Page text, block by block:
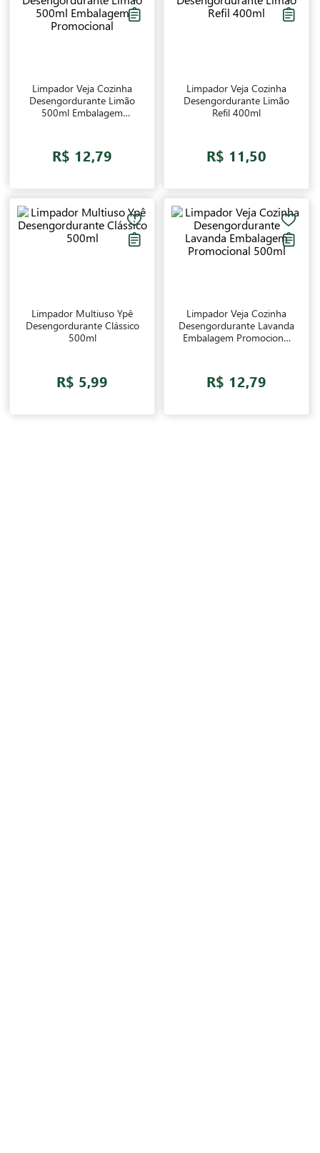
Limpador Veja Cozinha
Desengordurante Limão
500ml Embalagem
R$ 12,79
Limpador Veja Cozinha
Desengordurante Limão
Refil 400ml
R$ 11,50
Limpador Multiuso Ypê
Desengordurante Clássico
500ml
R$ 5,99
Limpador Veja Cozinha
Desengordurante Lavanda
Embalagem Promocional
R$ 12,79